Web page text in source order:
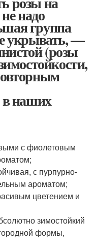
надо
группа
укрывать, —
(розы
в наших
с фиолетовым
с пурпурно-
ароматом;
цветением и
зимостойкий
формы,